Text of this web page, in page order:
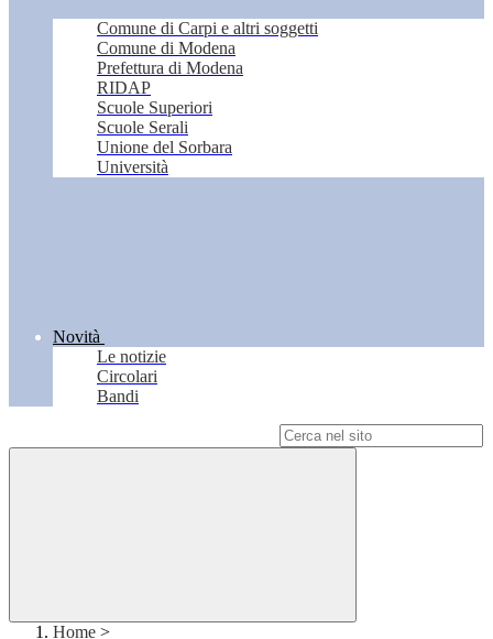
Comune di Carpi e altri soggetti
Comune di Modena
Prefettura di Modena
RIDAP
Scuole Superiori
Scuole Serali
Unione del Sorbara
Università
Novità
Le notizie
Circolari
Bandi
Home >